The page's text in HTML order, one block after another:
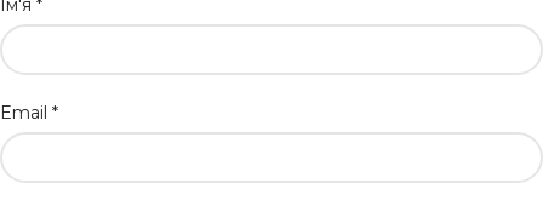
Ім'я *
Email *